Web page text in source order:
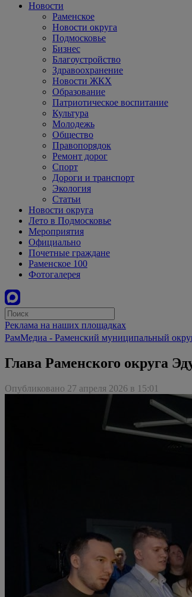
Новости
Раменское
Новости округа
Подмосковье
Бизнес
Благоустройство
Здравоохранение
Новости ЖКХ
Образование
Патриотическое воспитание
Культура
Молодежь
Общество
Правопорядок
Ремонт дорог
Спорт
Дороги и транспорт
Экология
Статьи
Новости округа
Лето в Подмосковье
Мероприятия
Официально
Почетные граждане
Раменское 100
Фотогалерея
Реклама на наших площадках
РамМедиа - Раменский муниципальный
Глава Раменского округа
Опубликовано 27 апреля 2026 в 15:01